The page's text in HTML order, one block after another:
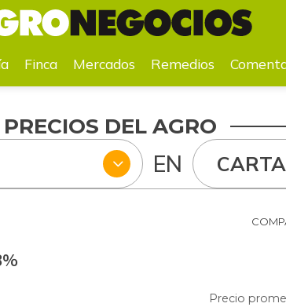
Remedios Comentarios Agenda
Finca Mercados Remedios
PRECIOS DEL AGRO
EN
Precio